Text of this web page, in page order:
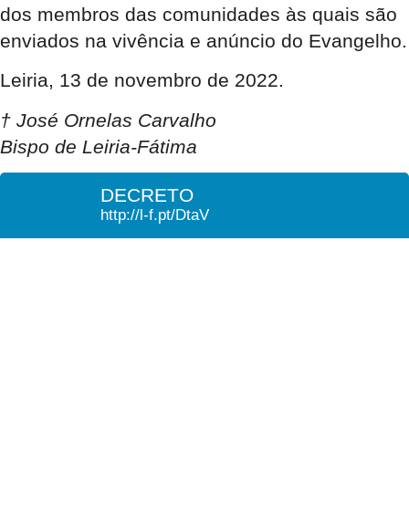
dos membros das comunidades às quais são
enviados na vivência e anúncio do Evangelho.
Leiria, 13 de novembro de 2022.
† José Ornelas Carvalho
Bispo de Leiria-Fátima
DECRETO
http://l-f.pt/DtaV